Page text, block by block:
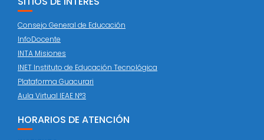
Consejo General de Educación
InfoDocente
INTA Misiones
INET Instituto de Educación Tecnológica
Plataforma Guacurari
Aula Virtual IEAE N°3
HORARIOS DE ATENCIÓN